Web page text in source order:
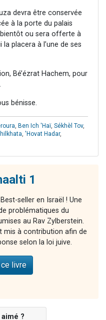
devra être conservée
à la porte du palais
ou sera offerte à
placera à l’une de ses
Bé’ézrat Hachem, pour
bénisse.
, Ben Ich 'Haï, Sékhèl Tov,
, 'Hovat Hadar,
1
seller en Israël ! Une
problématiques du
au Rav Zylberstein.
mis à contribution afin de
selon la loi juive.
livre
?